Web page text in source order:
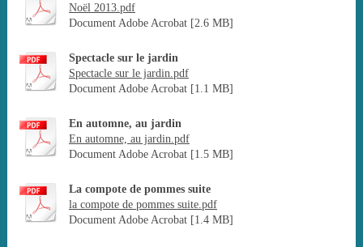
Noël 2013.pdf
Document Adobe Acrobat [2.6 MB]
Spectacle sur le jardin
Spectacle sur le jardin.pdf
Document Adobe Acrobat [1.1 MB]
En automne, au jardin
En automne, au jardin.pdf
Document Adobe Acrobat [1.5 MB]
La compote de pommes suite
la compote de pommes suite.pdf
Document Adobe Acrobat [1.4 MB]